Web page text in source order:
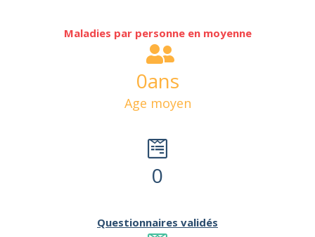
Maladies par personne en moyenne
0ans
Age moyen
0
Questionnaires validés